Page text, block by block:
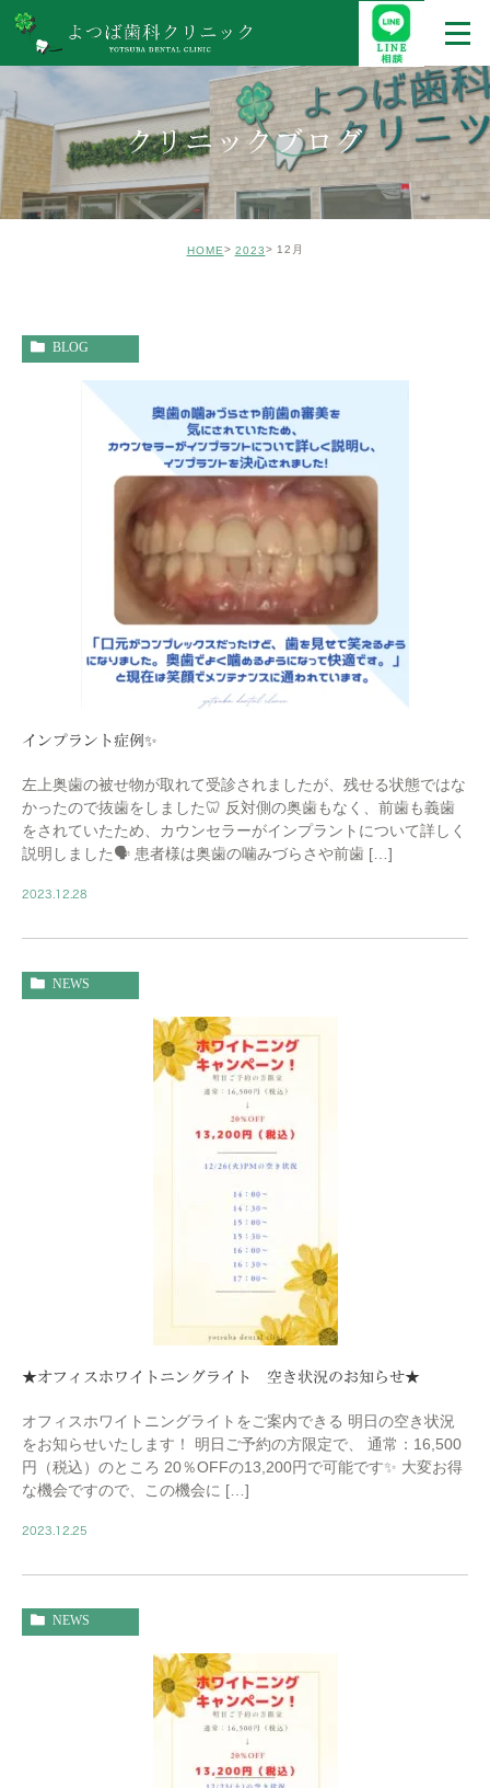
クリニックブログ
HOME 2023 12月
BLOG
インプラント症例✨
左上奥歯の被せ物が取れて受診されましたが、残せる状態ではな
かったので抜歯をしました🦷 反対側の奥歯もなく、前歯も義歯
をされていたため、カウンセラーがインプラントについて詳しく
説明しました🗣 患者様は奥歯の噛みづらさや前歯 […]
2023.12.28
NEWS
★オフィスホワイトニングライト 空き状況のお知らせ★
オフィスホワイトニングライトをご案内できる 明日の空き状況
をお知らせいたします！ 明日ご予約の方限定で、 通常：16,500
円（税込）のところ 20％OFFの13,200円で可能です✨ 大変お得
な機会ですので、この機会に […]
2023.12.25
NEWS